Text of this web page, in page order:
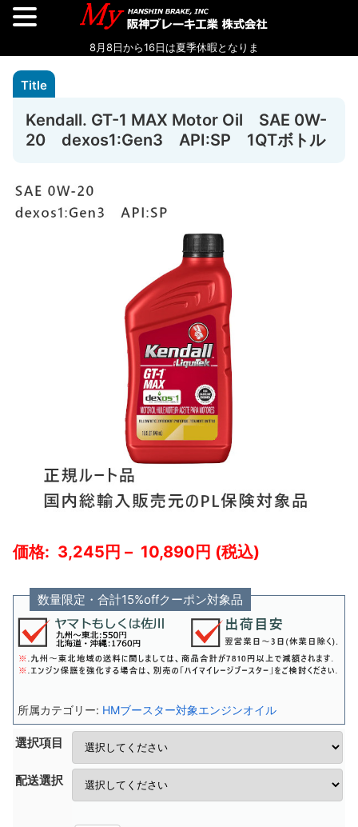
Kendall. GT-1 MAX Motor Oil SAE 0W-
20 dexos1:Gen3 API:SP 1QTボトル
3,245 – 10,890
数量限定・合計15%offクーポン対象品
選択項目
配送選択
HMブースター対象エンジンオイル